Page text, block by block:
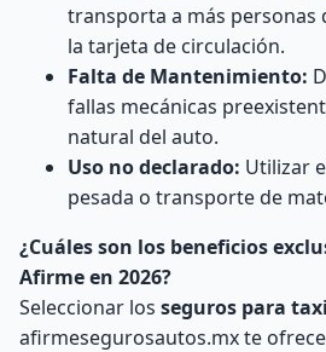
transporta a más personas
la tarjeta de circulación.
Falta de Mantenimiento:
fallas mecánicas
natural del auto.
Uso no declarado: Utilizar
pesada o transporte de
¿Cuáles son los beneficios
Afirme en 2026?
Seleccionar los seguros para
afirmesegurosautos.mx te